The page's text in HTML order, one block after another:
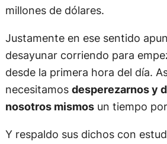
millones de dólares.
Justamente en ese sentido
desayunar corriendo para
desde la primera hora del día.
necesitamos desperezarnos y
nosotros mismosun tiempo
Y respaldo sus dichos con